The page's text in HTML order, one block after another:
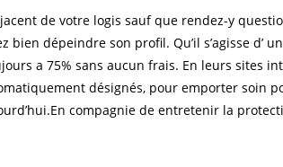
de votre logis sauf que rendez-y
dépeindre son profil. Qu’il s’agisse
a 75% sans aucun frais. En leurs sites
désignés, pour emporter soin
compagnie de entretenir la